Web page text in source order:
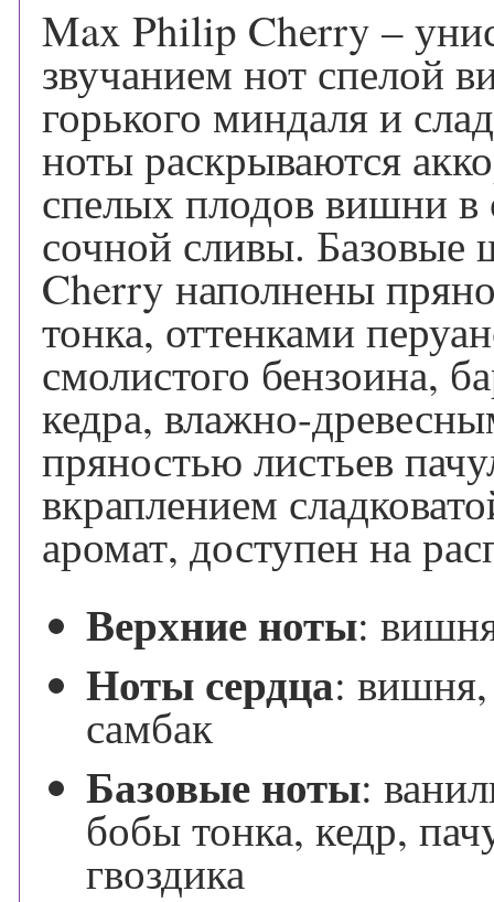
Max Philip Cherry –
звучанием нот спелой
горького миндаля и
ноты раскрываются
спелых плодов вишни
сочной сливы.
Cherry наполнены
тонка, оттенками
смолистого бензоина,
кедра, влажно-
пряностью листьев
вкраплением
аромат, доступен на
Верхние ноты:
Ноты сердца: вишня,
самбак
Базовые ноты:
бобы тонка, кедр,
гвоздика